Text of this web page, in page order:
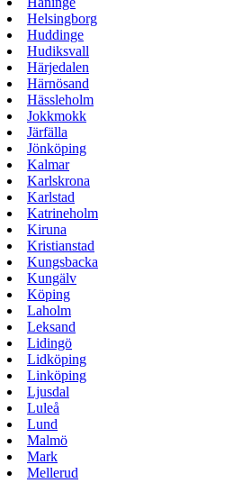
Helsingborg
Huddinge
Hudiksvall
Härjedalen
Härnösand
Hässleholm
Jokkmokk
Järfälla
Jönköping
Kalmar
Karlskrona
Karlstad
Katrineholm
Kiruna
Kristianstad
Kungsbacka
Kungälv
Köping
Laholm
Leksand
Lidingö
Lidköping
Linköping
Ljusdal
Luleå
Lund
Malmö
Mark
Mellerud